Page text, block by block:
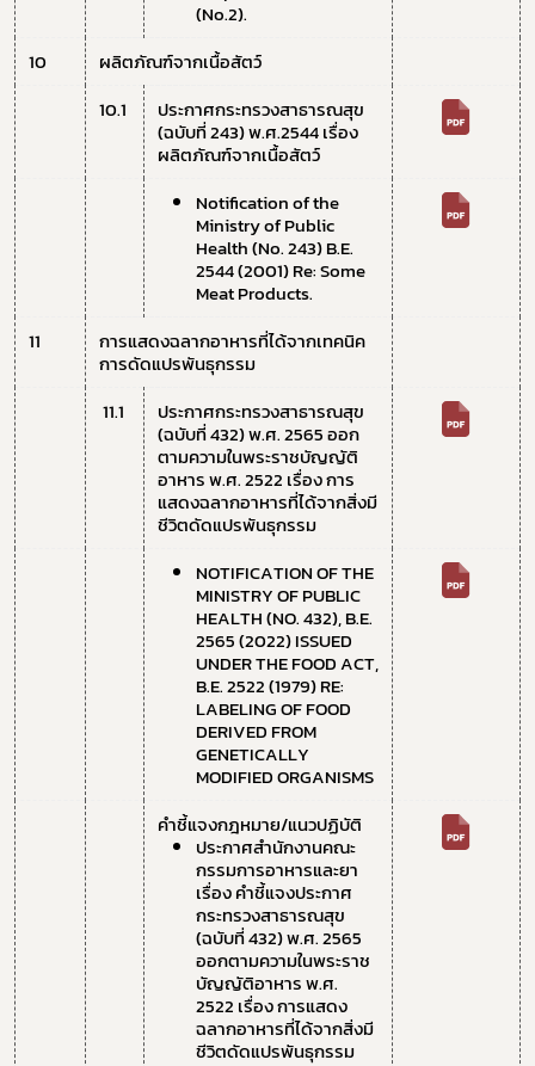
(No.2).
10
ผลิตภัณฑ์จากเนื้อสัตว์
10.1
ประกาศกระทรวงสาธารณสุข
(ฉบับที่ 243) พ.ศ.2544 เรื่อง
ผลิตภัณฑ์จากเนื้อสัตว์
Notification of the
Ministry of Public
Health (No. 243) B.E.
2544 (2001) Re: Some
Meat Products.
11
การแสดงฉลากอาหารที่ได้จากเทคนิค
การดัดแปรพันธุกรรม
11.1
ประกาศกระทรวงสาธารณสุข
(ฉบับที่ 432) พ.ศ. 2565 ออก
ตามความในพระราชบัญญัติ
อาหาร พ.ศ. 2522 เรื่อง การ
แสดงฉลากอาหารที่ได้จากสิ่งมี
ชีวิตดัดแปรพันธุกรรม
NOTIFICATION OF THE
MINISTRY OF PUBLIC
HEALTH (NO. 432), B.E.
2565 (2022) ISSUED
UNDER THE FOOD ACT,
B.E. 2522 (1979) RE:
LABELING OF FOOD
DERIVED FROM
GENETICALLY
MODIFIED ORGANISMS
คำชี้แจงกฎหมาย/แนวปฏิบัติ
ประกาศสำนักงานคณะ
กรรมการอาหารและยา
เรื่อง คำชี้แจงประกาศ
กระทรวงสาธารณสุข
(ฉบับที่ 432) พ.ศ. 2565
ออกตามความในพระราช
บัญญัติอาหาร พ.ศ.
2522 เรื่อง การแสดง
ฉลากอาหารที่ได้จากสิ่งมี
ชีวิตดัดแปรพันธุกรรม